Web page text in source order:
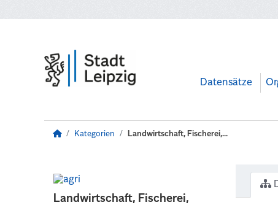
Datensätze
Kategorien Landwirtschaft, Fischerei,...
Landwirtschaft, Fischerei,